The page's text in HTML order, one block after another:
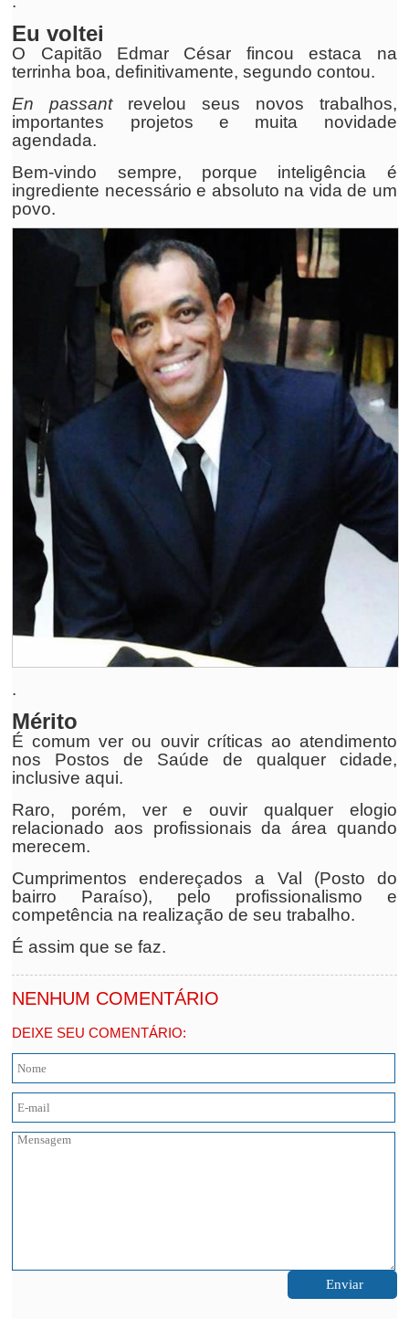
Eu voltei
O Capitão Edmar César fincou estaca na
terrinha boa, definitivamente, segundo contou.
En passantrevelou seus novos trabalhos,
importantes projetos e muita novidade
agendada.
Bem-vindo sempre, porque inteligência é
ingrediente necessário e absoluto na vida de um
povo.
.
Mérito
É comum ver ou ouvir críticas ao atendimento
nos Postos de Saúde de qualquer cidade,
inclusive aqui.
Raro, porém, ver e ouvir qualquer elogio
relacionado aos profissionais da área quando
merecem.
Cumprimentos endereçados a Val (Posto do
bairro Paraíso), pelo profissionalismo e
competência na realização de seu trabalho.
É assim que se faz.
NENHUM COMENTÁRIO
DEIXE SEU COMENTÁRIO: